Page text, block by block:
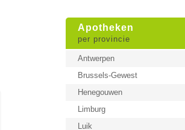
Apotheken
per provincie
Antwerpen
Brussels-Gewest
Henegouwen
Limburg
Luik